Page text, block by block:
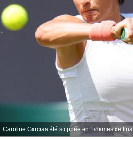
Caroline Garciaa été stoppée en 1/8èmes de